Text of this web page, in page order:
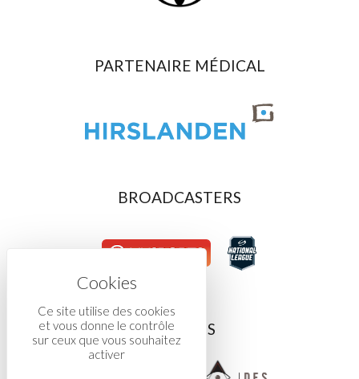
Ce site utilise des cookies
et vous donne le contrôle
sur ceux que vous souhaitez
activer
PARTENAIRE MÉDICAL
BROADCASTERS
ASSOCIÉS